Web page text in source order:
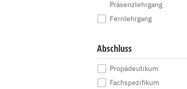
Präsenzlehrgang
Fernlehrgang
Abschluss
Propädeutikum
Fachspezifikum